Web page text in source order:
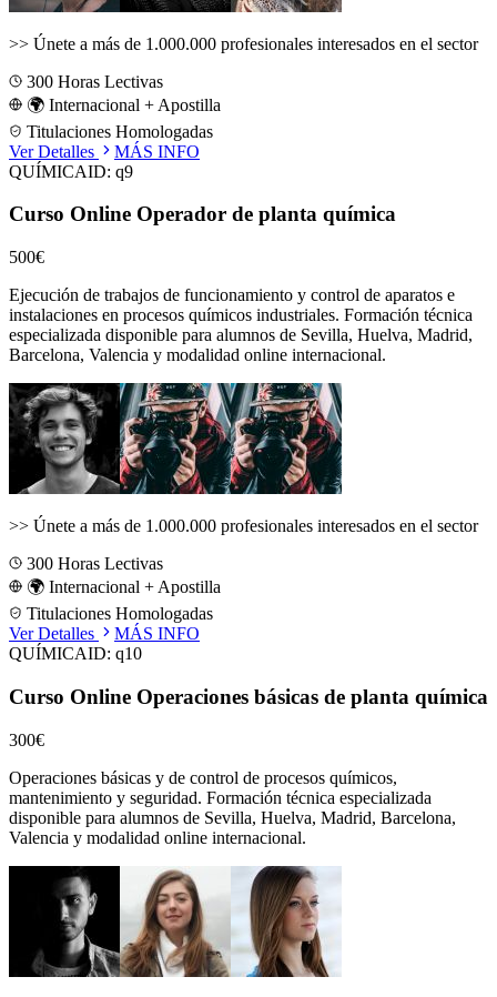
>> Únete a más de 1.000.000 profesionales interesados en el sector
300 Horas Lectivas
🌍 Internacional + Apostilla
Titulaciones Homologadas
Ver Detalles
MÁS INFO
QUÍMICAID: q9
Curso Online Operador de planta química
500€
Ejecución de trabajos de funcionamiento y control de aparatos e
instalaciones en procesos químicos industriales. Formación técnica
especializada disponible para alumnos de Sevilla, Huelva, Madrid,
Barcelona, Valencia y modalidad online internacional.
>> Únete a más de 1.000.000 profesionales interesados en el sector
300 Horas Lectivas
🌍 Internacional + Apostilla
Titulaciones Homologadas
Ver Detalles
MÁS INFO
QUÍMICAID: q10
Curso Online Operaciones básicas de planta química
300€
Operaciones básicas y de control de procesos químicos,
mantenimiento y seguridad. Formación técnica especializada
disponible para alumnos de Sevilla, Huelva, Madrid, Barcelona,
Valencia y modalidad online internacional.